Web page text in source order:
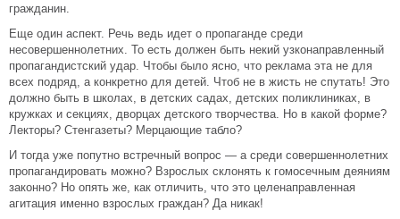
гражданин.
Еще один аспект. Речь ведь идет о пропаганде среди
несовершеннолетних. То есть должен быть некий узконаправленный
пропагандистский удар. Чтобы было ясно, что реклама эта не для
всех подряд, а конкретно для детей. Чтоб не в жисть не спутать! Это
должно быть в школах, в детских садах, детских поликлиниках, в
кружках и секциях, дворцах детского творчества. Но в какой форме?
Лекторы? Стенгазеты? Мерцающие табло?
И тогда уже попутно встречный вопрос — а среди совершеннолетних
пропагандировать можно? Взрослых склонять к гомосечным деяниям
законно? Но опять же, как отличить, что это целенаправленная
агитация именно взрослых граждан? Да никак!